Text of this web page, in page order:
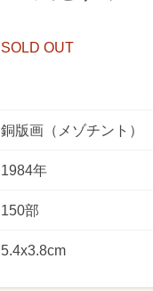
SOLD OUT
銅版画（メゾチント）
1984年
150部
5.4x3.8cm